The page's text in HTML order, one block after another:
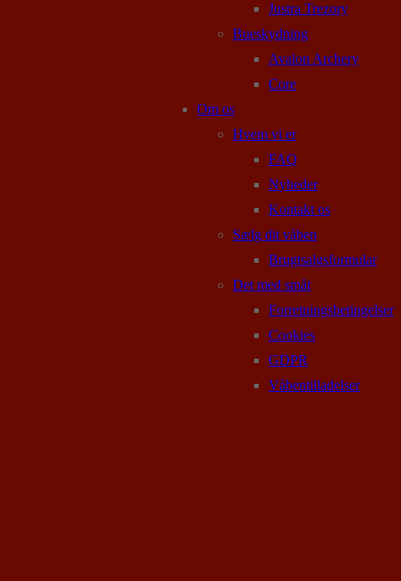
Justra Trezory
Bueskydning
Avalon Archery
Core
Om os
Hvem vi er
FAQ
Nyheder
Kontakt os
Sælg dit våben
Brugtsalgsformular
Det med småt
Forretningsbetingelser
Cookies
GDPR
Våbentilladelser